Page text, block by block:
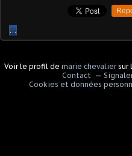
…
Voir le profil demarie chevaliersur
Contact
Cookies et données